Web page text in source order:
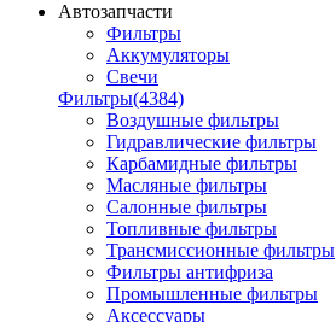
Автозапчасти
Фильтры
Аккумуляторы
Свечи
Фильтры(4384)
Воздушные фильтры
Гидравлические фильтры
Карбамидные фильтры
Масляные фильтры
Салонные фильтры
Топливные фильтры
Трансмиссионные фильтры
Фильтры антифриза
Промышленные фильтры
Аксессуары